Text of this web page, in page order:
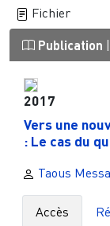
Fichier
Publication
2017
Vers une
: Le cas du
Taous
Accès